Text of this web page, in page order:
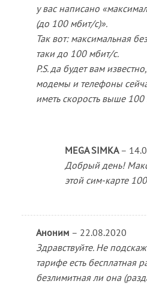
у вас написано
(до 100 мбит/с)».
Так вот: максимальная
таки до 100 мбит/с.
P.S. да будет вам
модемы и телефоны
иметь скорость выше 100
MEGA SIMKA –
Добрый день!
этой сим-карте
Аноним – 22.08.2020
Здравствуйте. Не
тарифе есть бесплатная
безлимитная ли она